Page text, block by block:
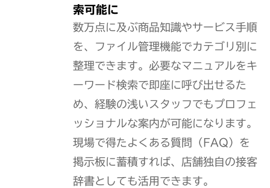
索可能に
数万点に及ぶ商品知識やサービス手順
を、ファイル管理機能でカテゴリ別に
整理できます。必要なマニュアルをキ
ーワード検索で即座に呼び出せるた
め、経験の浅いスタッフでもプロフェ
ッショナルな案内が可能になります。
現場で得たよくある質問（FAQ）を
掲示板に蓄積すれば、店舗独自の接客
辞書としても活用できます。